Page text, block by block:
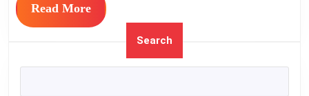
Read MoreRead
More
Search